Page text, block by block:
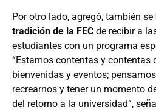
Por otro lado, agregó, también se
tradición de la FEC de recibir a
estudiantes con un programa
“Estamos contentas y contentas
bienvenidas y eventos;
recrearnos y tener un momento
del retorno a la universidad”,